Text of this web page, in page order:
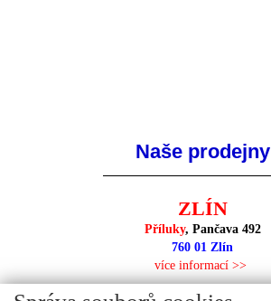
Naše prodejny
ZLÍN
Příluky, Pančava 492
760 01 Zlín
více informací >>